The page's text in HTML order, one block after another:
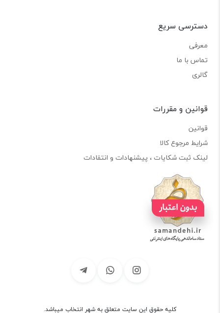
دسترسی سریع
معرفی
تماس با ما
گالری
قوانین و مقررات
قوانین
شرایط مرجوع کالا
لینک ثبت شکایات ، پیشنهادات و انتقادات
کلیه حقوق این سایت متعلق به شهر انتخاب میباشد.